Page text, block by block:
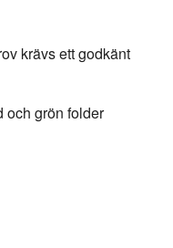
krävs ett godkänt
och grön folder